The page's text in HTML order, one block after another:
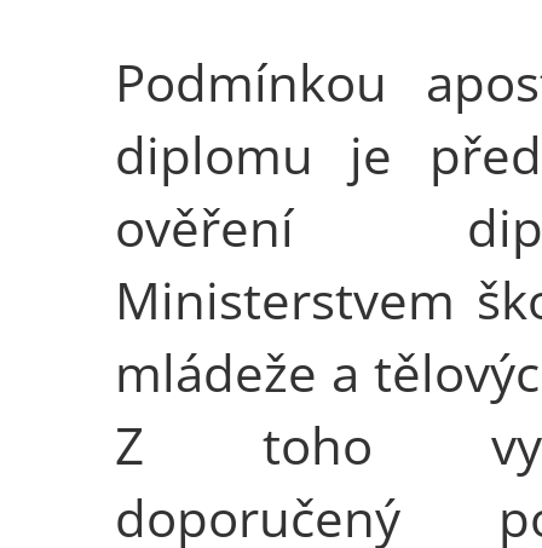
Podmínkou
diplomu je
ověření
Ministerstvem
mládeže a
Z toho
doporučený